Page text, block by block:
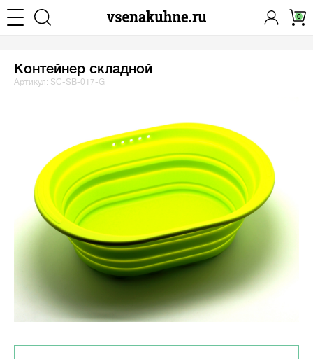
0
Контейнер складной
Артикул: SC-SB-017-G